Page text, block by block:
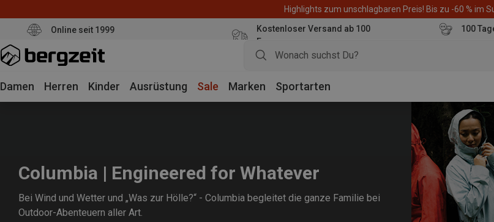
Highlights zum unschlagbaren Preis! Bis zu -60 % im
Online seit 1999
Kostenloser Versand ab 100
Euro
100
Damen Herren Kinder Ausrüstung Sale Marken Sportarten
Columbia | Engineered for Whatever
Bei Wind und Wetter und „Was zur Hölle?“ - Columbia begleitet die ganze Familie bei
Outdoor-Abenteuern aller Art.